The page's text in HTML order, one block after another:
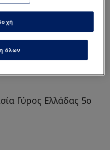
WRC Πορτογαλία,
Γύρος Ελλάδας 5ο
όλων